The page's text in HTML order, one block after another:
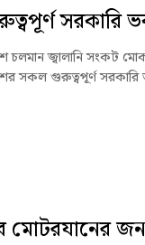
সরকারি
চলমান জ্বালানি সংকট
সকল গুরুত্বপূর্ণ সরকারি
মোটরযানের